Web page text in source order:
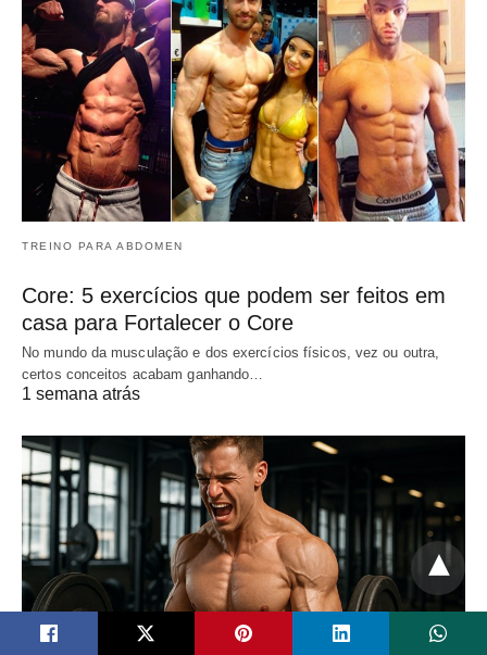
TREINO PARA ABDOMEN
Core: 5 exercícios que podem ser feitos em
casa para Fortalecer o Core
No mundo da musculação e dos exercícios físicos, vez ou outra,
certos conceitos acabam ganhando…
1 semana atrás